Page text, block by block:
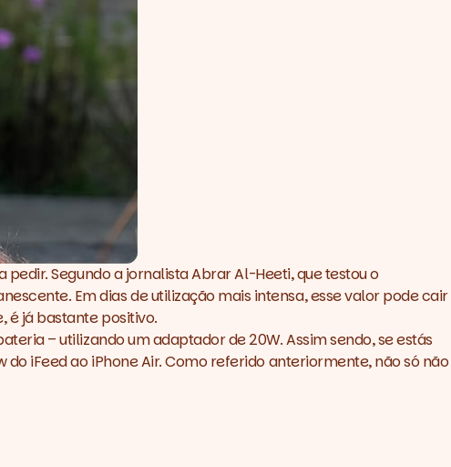
Segundo a jornalista Abrar Al-Heeti, que testou o
Em dias de utilização mais intensa, esse valor pode cair
é já bastante positivo.
– utilizando um adaptador de 20W. Assim sendo, se estás
do iFeed ao iPhone Air. Como referido anteriormente, não só não